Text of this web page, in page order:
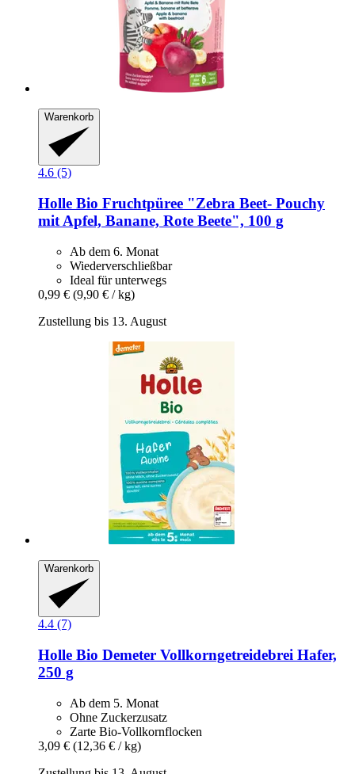
Warenkorb
4.6 (5)
Holle Bio Fruchtpüree "Zebra Beet-​ Pouchy
mit Apfel, Banane, Rote Beete", 100 g
Ab dem 6. Monat
Wiederverschließbar
Ideal für unterwegs
0,99 € (9,90 € / kg)
Zustellung bis 13. August
Warenkorb
4.4 (7)
Holle Bio Demeter Vollkorngetreidebrei Hafer,
250 g
Ab dem 5. Monat
Ohne Zuckerzusatz
Zarte Bio-Vollkornflocken
3,09 € (12,36 € / kg)